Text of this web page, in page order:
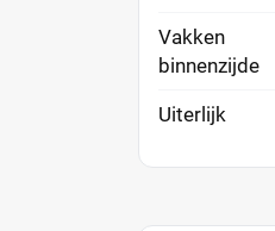
Vakken
binnenzijde
Uiterlijk